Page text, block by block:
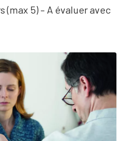
(max 5) – A évaluer avec